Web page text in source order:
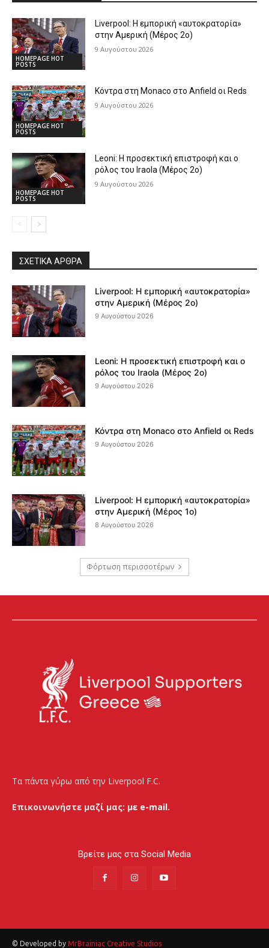
HOMEPAGE HOT
POSTS
Liverpool: Η εμπορική «αυτοκρατορία»
στην Αμερική (Μέρος 2ο)
9 Αυγούστου 2026
HOMEPAGE HOT
POSTS
Κόντρα στη Monaco στο Anfield οι Reds
9 Αυγούστου 2026
HOMEPAGE HOT
POSTS
Leoni: Η προσεκτική επιστροφή και ο
ρόλος του Iraola (Μέρος 2ο)
9 Αυγούστου 2026
ΣΧΕΤΙΚΆ ΆΡΘΡΑ
Liverpool: Η εμπορική «αυτοκρατορία»
στην Αμερική (Μέρος 2ο)
9 Αυγούστου 2026
Leoni: Η προσεκτική επιστροφή και ο
ρόλος του Iraola (Μέρος 2ο)
9 Αυγούστου 2026
Κόντρα στη Monaco στο Anfield οι Reds
9 Αυγούστου 2026
Liverpool: Η εμπορική «αυτοκρατορία»
στην Αμερική (Μέρος 1ο)
8 Αυγούστου 2026
Φόρτωση περισσοτέρων
Τα πάντα γύρω από την Liverpool F.C.
Επικοινωνήστε μαζί μας: με e-mail.
Βρείτε μας στα Social Media
© Developed by MrBrainiac Creative Studios